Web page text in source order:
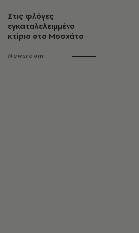
Στις φλόγες
εγκαταλελειμμένο
κτίριο στο Μοσχάτο
Newsroom